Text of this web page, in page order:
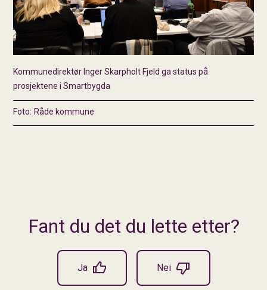
Kommunedirektør Inger Skarpholt Fjeld ga status på
prosjektene i Smartbygda
Råde kommune
Fant du det du lette etter?
Ja Nei